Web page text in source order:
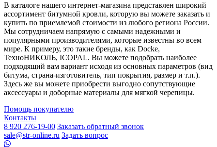
В каталоге нашего интернет-магазина представлен широкий
ассортимент битумной кровли, которую вы можете заказать и
купить по приемлемой стоимости из любого региона России.
Мы сотрудничаем напрямую с самыми надежными и
популярными производителями, которые известны во всем
мире. К примеру, это такие бренды, как Docke,
ТехноНИКОЛЬ, ICOPAL. Вы можете подобрать наиболее
подходящий вам вариант исходя из основных параметров (вид
битума, страна-изготовитель, тип покрытия, размер и т.п.).
Здесь же вы можете приобрести выгодно сопутствующие
аксессуары и доборные материалы для мягкой черепицы.
Помощь покупателю
Контакты
8 920 276-19-00 Заказать обратный звонок
sale@str-online.ru Задать вопрос